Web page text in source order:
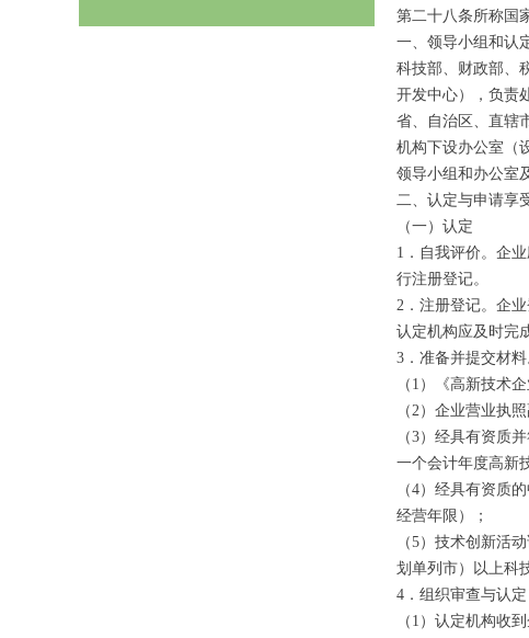
第二十八条所称国
一、领导小组和认
科技部、财政部、
开发中心），负责
省、自治区、直辖
机构下设办公室（
领导小组和办公室
二、认定与申请享
（一）认定
1．自我评价。企
行注册登记。
2．注册登记。企
认定机构应及时完
3．准备并提交材
（1）《高新技术
（2）企业营业执
（3）经具有资质
一个会计年度高新
（4）经具有资质
经营年限）；
（5）技术创新活
划单列市）以上科
4．组织审查与认定
（1）认定机构收